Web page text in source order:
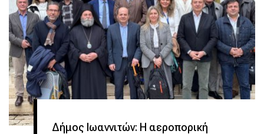
Δήμος Ιωαννιτών: Η αεροπορική